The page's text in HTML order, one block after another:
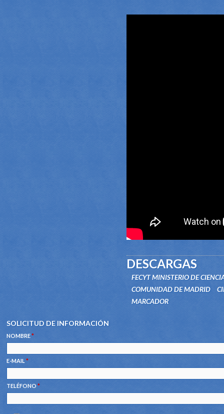
DESCARGAS
FECYT MINISTERIO DE
COMUNIDAD DE MADRID
MARCADOR
SOLICITUD DE INFORMACIÓN
NOMBRE*
E-MAIL *
TELÉFONO *